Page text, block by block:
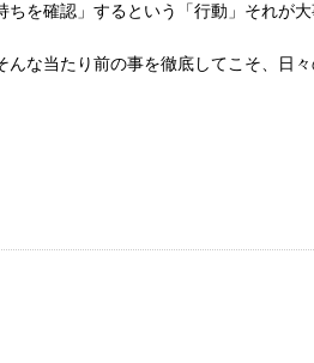
ちを確認」するという「行動」それが
んな当たり前の事を徹底してこそ、日